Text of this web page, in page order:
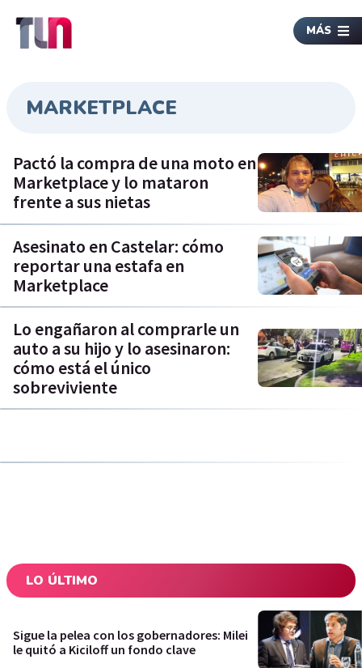
MÁS
MARKETPLACE
Pactó la compra de una moto en
Marketplace y lo mataron
frente a sus nietas
Asesinato en Castelar: cómo
reportar una estafa en
Marketplace
Lo engañaron al comprarle un
auto a su hijo y lo asesinaron:
cómo está el único
sobreviviente
LO ÚLTIMO
Sigue la pelea con los gobernadores: Milei
le quitó a Kiciloff un fondo clave